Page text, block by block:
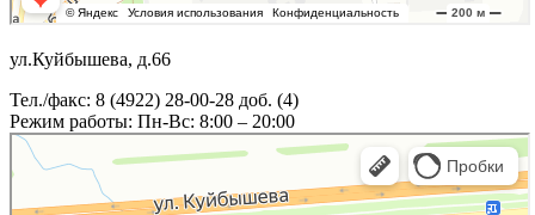
ул.Куйбышева, д.66
Тел./факс: 8 (4922) 28-00-28 доб. (4)
Режим работы: Пн-Вс: 8:00 – 20:00